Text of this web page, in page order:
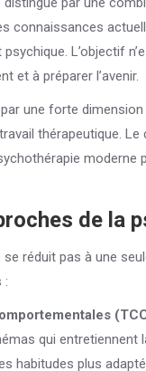
connaissances
L’objectif
et à préparer l’avenir.
une forte
thérapeutique.
moderne
de la
réduit pas à une
:
qui
habitudes plus